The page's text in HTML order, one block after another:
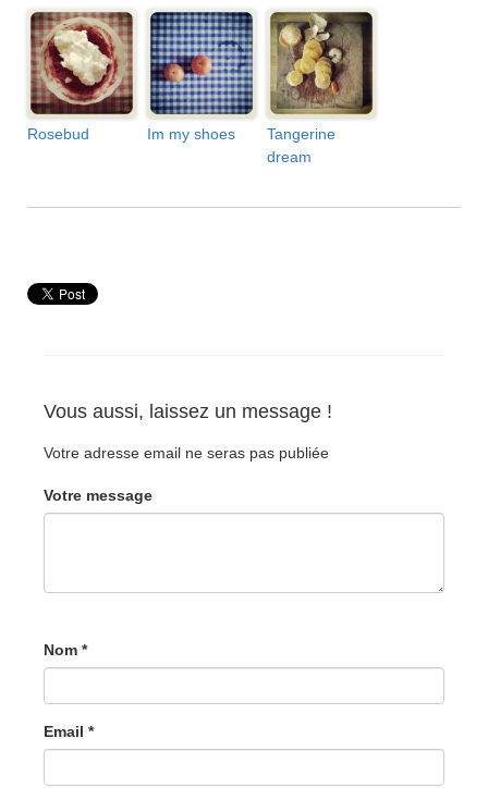
Rosebud Im my shoes
Tangerine
dream
Vous aussi, laissez un message !
Votre adresse email ne seras pas publiée
Votre message
Nom *
Email *